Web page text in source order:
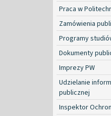
Praca w
Zamówienia
Programy
Dokumenty
Imprezy PW
Udzielanie
publicznej
Inspektor